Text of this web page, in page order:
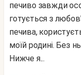
печиво завжди
готується з
печива,
моїй родині. Без
Нижче я...